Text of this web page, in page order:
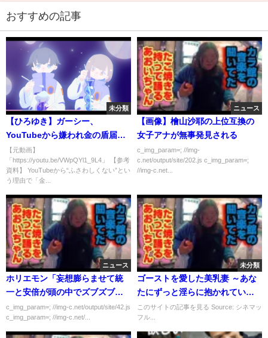
おすすめの記事
未分類
【ひろゆき】ガーシー、
YouTubeから嫌われ金の盾届か
ず。可愛そうなので僕の盾を見
せてあげます。【東谷義和 三木
谷浩史 楽天オークション】【字
【元動画】
「https://youtu.be/VWpQYl1_9L4」 【参考
資料】 YouTubeから“ふさわしくない”とい
う理由で「金...
ニュース
【画像】檜山沙耶の上位互換の
女子アナが無事発見される
c_img_param=; //img-
c.net/output/site/202.js c_img_param=;
//img-c.net...
ニュース
ホリエモン「妄想膨らませて統
一と安倍が頭の中でズブズブの
関係に見えてしまう人が銃撃す
る」
c_img_param=; //img-c.net/output/site/42.js
c_img_param=; //img-c.net/...
未分類
ゴーストを愛した美乳妻 ～あな
たにずっと淫らに抱かれていた
い～
このサイトの記事を見る Source: シネマッ
フル...